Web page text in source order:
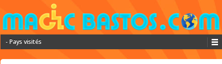
- Pays visités